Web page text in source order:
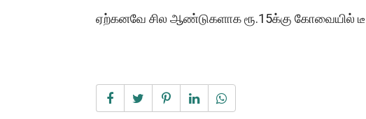
ஏற்கனவே சில ஆண்டுகளாக ரூ.15க்கு கோவையில் டீ